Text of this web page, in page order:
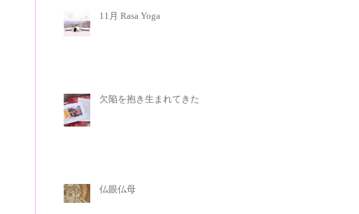
11月 Rasa Yoga
欠陥を抱き生まれてきた
仏眼仏母